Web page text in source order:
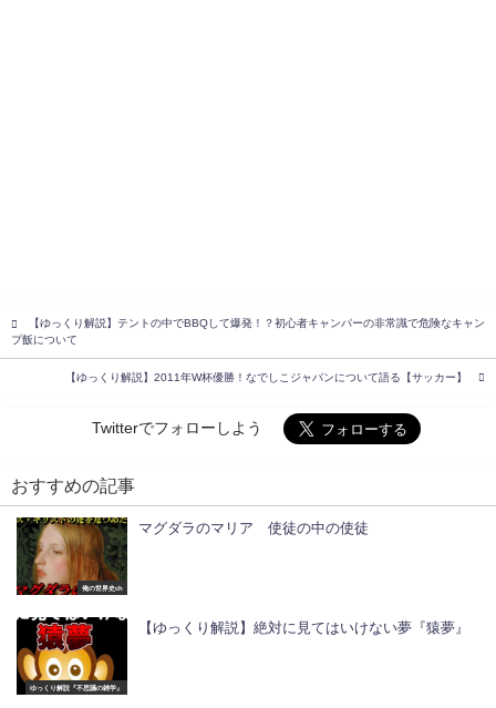
【ゆっくり解説】テントの中でBBQして爆発！？初心者キャンパーの非常識で危険なキャン
プ飯について
【ゆっくり解説】2011年W杯優勝！なでしこジャパンについて語る【サッカー】
Twitterでフォローしよう
おすすめの記事
俺の世界史ch
マグダラのマリア 使徒の中の使徒
ゆっくり解説『不思議の雑学』
【ゆっくり解説】絶対に見てはいけない夢『猿夢』